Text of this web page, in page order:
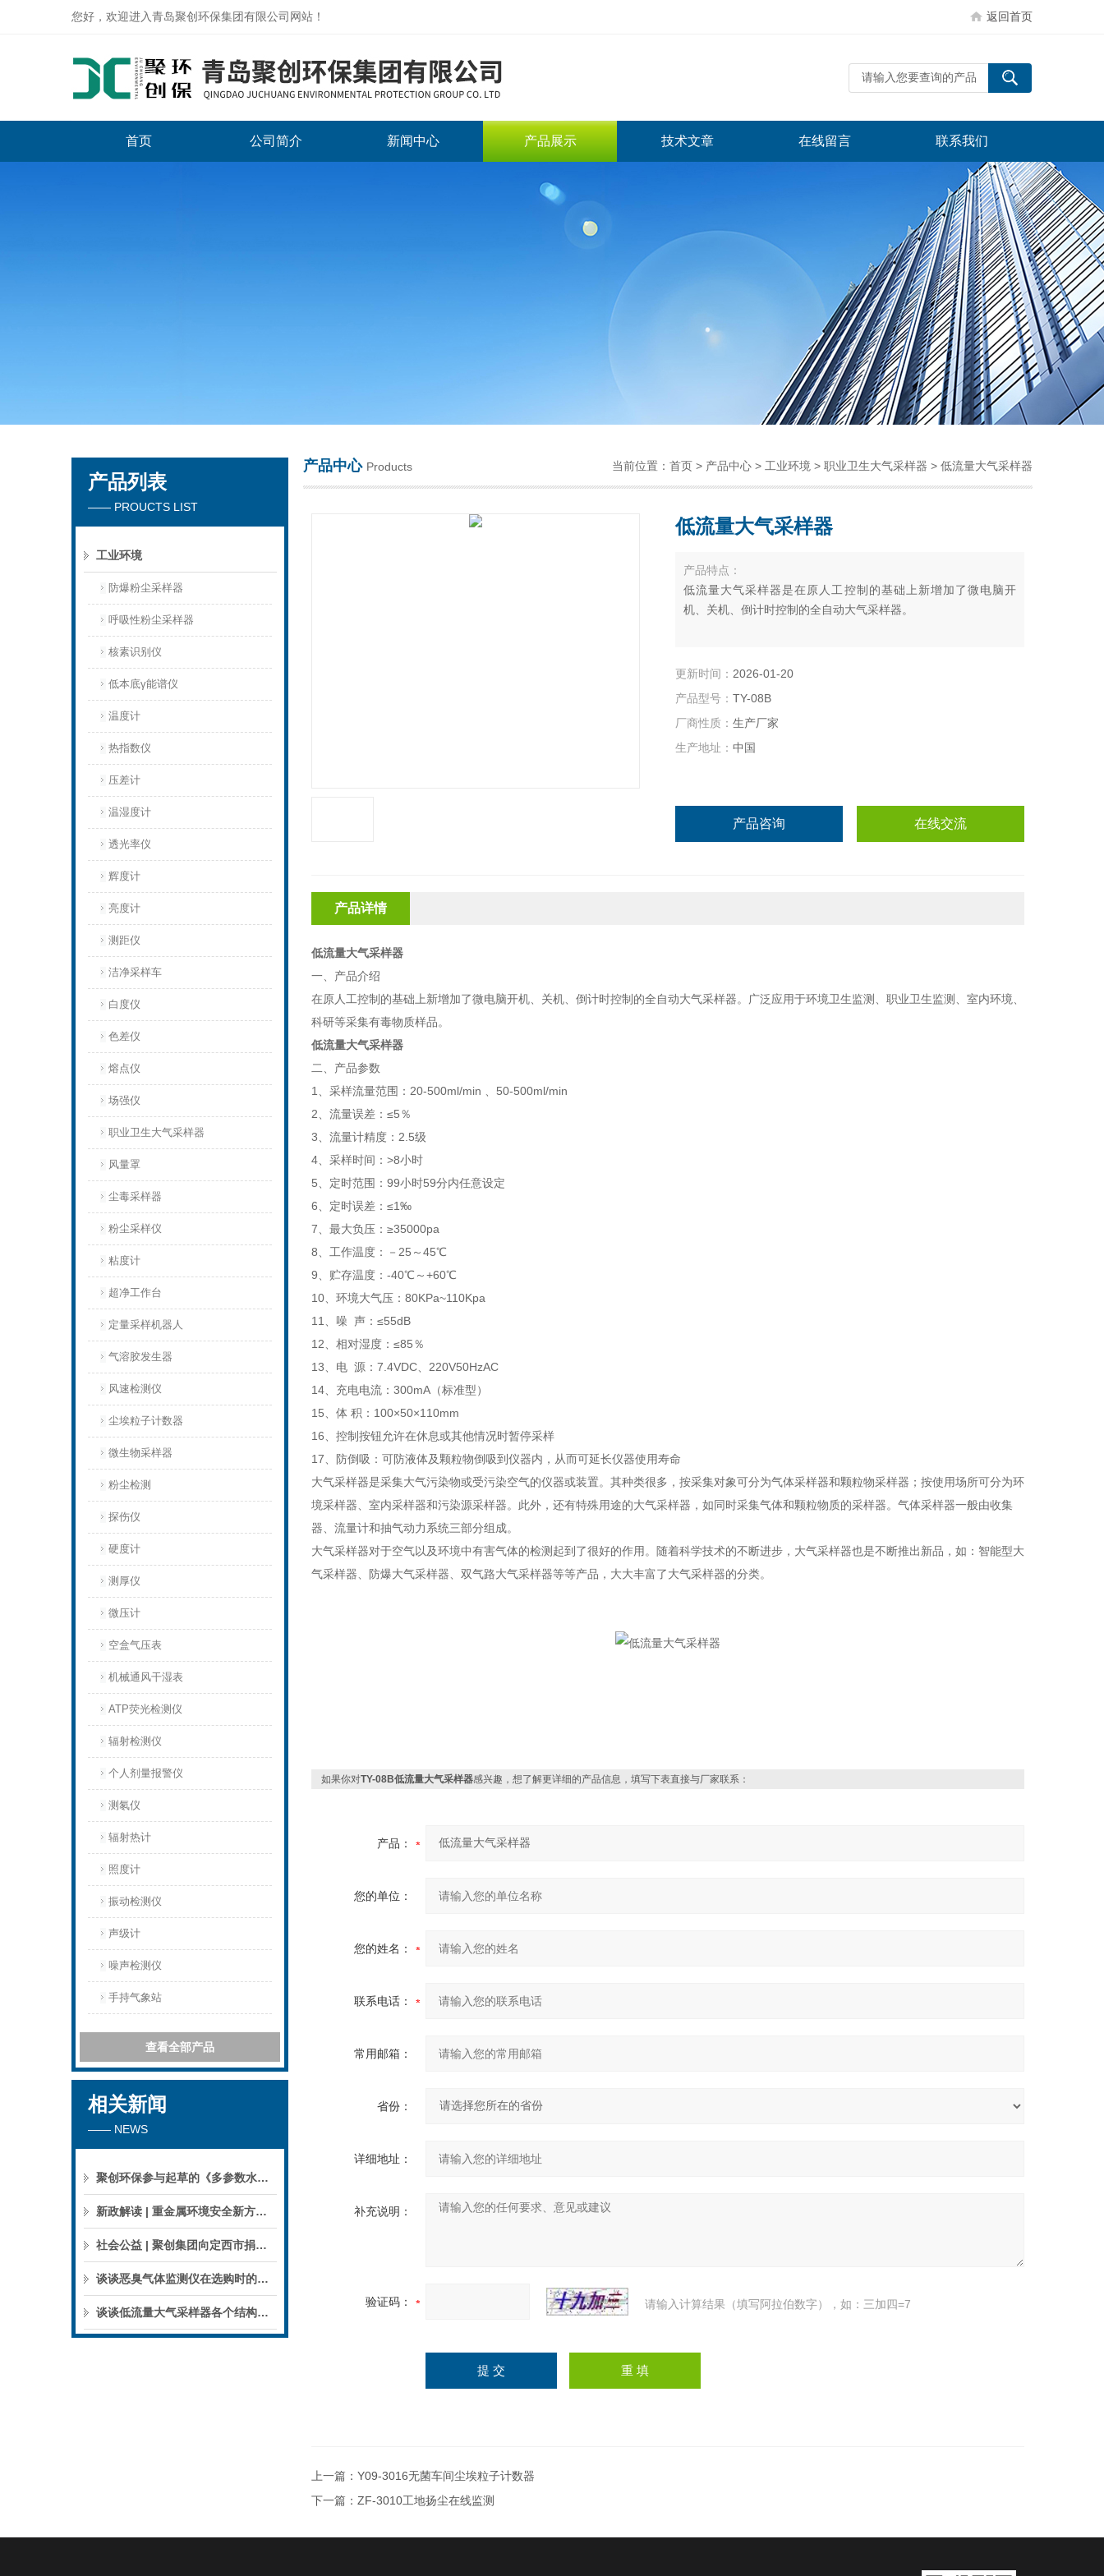
您好，欢迎进入青岛聚创环保集团有限公司网站！ 返回首页
首页 公司简介 新闻中心 产品展示 技术文章 在线留言 联系我们
产品列表
—— PROUCTS LIST
工业环境
防爆粉尘采样器
呼吸性粉尘采样器
核素识别仪
低本底γ能谱仪
温度计
热指数仪
压差计
温湿度计
透光率仪
辉度计
亮度计
测距仪
洁净采样车
白度仪
色差仪
熔点仪
场强仪
职业卫生大气采样器
风量罩
尘毒采样器
粉尘采样仪
粘度计
超净工作台
定量采样机器人
气溶胶发生器
风速检测仪
尘埃粒子计数器
微生物采样器
粉尘检测
探伤仪
硬度计
测厚仪
微压计
空盒气压表
机械通风干湿表
ATP荧光检测仪
辐射检测仪
个人剂量报警仪
测氡仪
辐射热计
照度计
振动检测仪
声级计
噪声检测仪
手持气象站
查看全部产品
相关新闻
—— NEWS
聚创环保参与起草的《多参数水质分析仪》团标正式公布，促进国产仪器创新升级
新政解读 | 重金属环境安全新方案来了，聚焦5省21市！
社会公益 | 聚创集团向定西市捐赠检验检测仪器设备
谈谈恶臭气体监测仪在选购时的建议和指南
谈谈低流量大气采样器各个结构的特点
产品中心 Products 当前位置： 首页 > 产品中心 > 工业环境 > 职业卫生大气采样器 > 低流量大气采样器
低流量大气采样器
产品特点：
低流量大气采样器是在原人工控制的基础上新增加了微电脑开
机、关机、倒计时控制的全自动大气采样器。
更新时间： 2026-01-20
产品型号： TY-08B
厂商性质： 生产厂家
生产地址： 中国
产品咨询 在线交流
产品详情
低流量大气采样器
一、产品介绍
在原人工控制的基础上新增加了微电脑开机、关机、倒计时控制的全自动大气采样器。广泛应用于环境卫生监测、职业卫生监测、室内环境、
科研等采集有毒物质样品。
低流量大气采样器
二、产品参数
1、采样流量范围：20-500ml/min 、50-500ml/min
2、流量误差：≤5％
3、流量计精度：2.5级
4、采样时间：>8小时
5、定时范围：99小时59分内任意设定
6、定时误差：≤1‰
7、最大负压：≥35000pa
8、工作温度：－25～45℃
9、贮存温度：-40℃～+60℃
10、环境大气压：80KPa~110Kpa
11、噪 声：≤55dB
12、相对湿度：≤85％
13、电 源：7.4VDC、220V50HzAC
14、充电电流：300mA（标准型）
15、体 积：100×50×110mm
16、控制按钮允许在休息或其他情况时暂停采样
17、防倒吸：可防液体及颗粒物倒吸到仪器内，从而可延长仪器使用寿命
大气采样器是采集大气污染物或受污染空气的仪器或装置。其种类很多，按采集对象可分为气体采样器和颗粒物采样器；按使用场所可分为环
境采样器、室内采样器和污染源采样器。此外，还有特殊用途的大气采样器，如同时采集气体和颗粒物质的采样器。气体采样器一般由收集
器、流量计和抽气动力系统三部分组成。
大气采样器对于空气以及环境中有害气体的检测起到了很好的作用。随着科学技术的不断进步，大气采样器也是不断推出新品，如：智能型大
气采样器、防爆大气采样器、双气路大气采样器等等产品，大大丰富了大气采样器的分类。
如果你对TY-08B低流量大气采样器感兴趣，想了解更详细的产品信息，填写下表直接与厂家联系：
产品：
您的单位：
您的姓名：
联系电话：
常用邮箱：
省份：
详细地址：
补充说明：
验证码： 请输入计算结果（填写阿拉伯数字），如：三加四=7
上一篇： Y09-3016无菌车间尘埃粒子计数器
下一篇： ZF-3010工地扬尘在线监测